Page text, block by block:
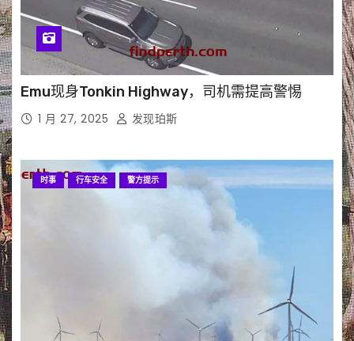
Emu现身Tonkin Highway，司机需提高警惕
1 月 27, 2025 发现珀斯
时事 行车安全 警方提示